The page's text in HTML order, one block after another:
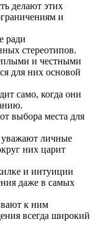
делают этих
и
ради
стереотипов.
и честными
для них основой
само, когда они
выбора места для
личные
них царит
и интуиции
даже в самых
к ним
всегда широкий